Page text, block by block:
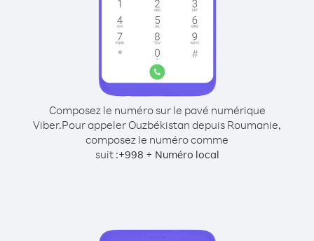
Composez le numéro sur le pavé numérique
Viber.Pour appeler Ouzbékistan depuis Roumanie,
composez le numéro comme
suit :+998 + Numéro local